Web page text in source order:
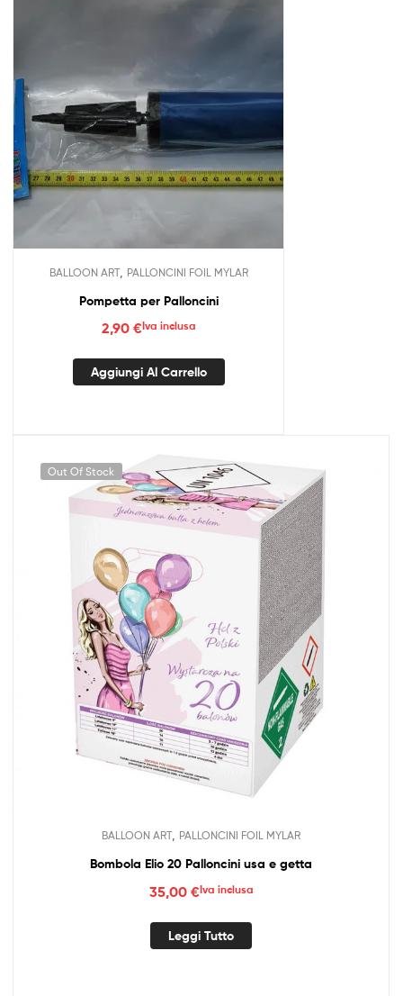
BALLOON ART, PALLONCINI FOIL MYLAR
Pompetta per Palloncini
2,90 €Iva inclusa
Aggiungi Al Carrello
Out Of Stock
BALLOON ART, PALLONCINI FOIL MYLAR
Bombola Elio 20 Palloncini usa e getta
35,00 €Iva inclusa
Leggi Tutto